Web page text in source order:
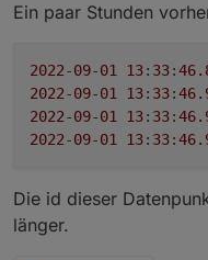
Ein paar Stunden
2022-09-01 13: 33:
2022-09-01 13: 33:
2022-09-01 13: 33:
2022-09-01 13: 33:
Die id dieser
länger.